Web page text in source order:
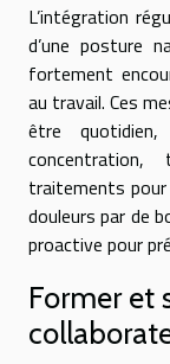
L’intégration
d’une posture
fortement
au travail. Ces
être
traitements pour
douleurs par de
proactive pour
Former et